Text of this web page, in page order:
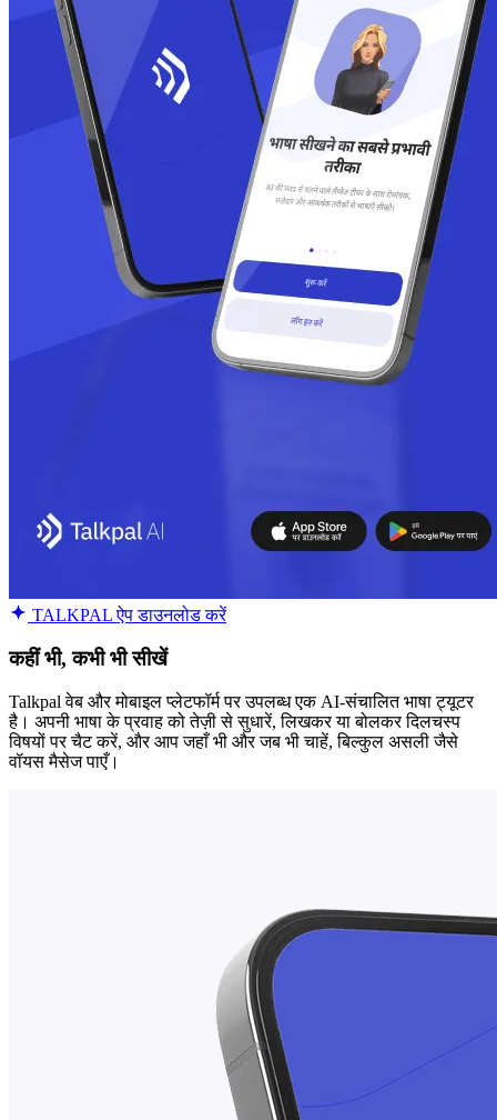
TALKPAL ऐप डाउनलोड करें
कहीं भी, कभी भी सीखें
Talkpal वेब और मोबाइल प्लेटफॉर्म पर उपलब्ध एक AI-संचालित भाषा ट्यूटर
है। अपनी भाषा के प्रवाह को तेज़ी से सुधारें, लिखकर या बोलकर दिलचस्प
विषयों पर चैट करें, और आप जहाँ भी और जब भी चाहें, बिल्कुल असली जैसे
वॉयस मैसेज पाएँ।